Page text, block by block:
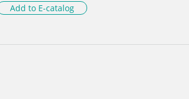
Add to E-catalog